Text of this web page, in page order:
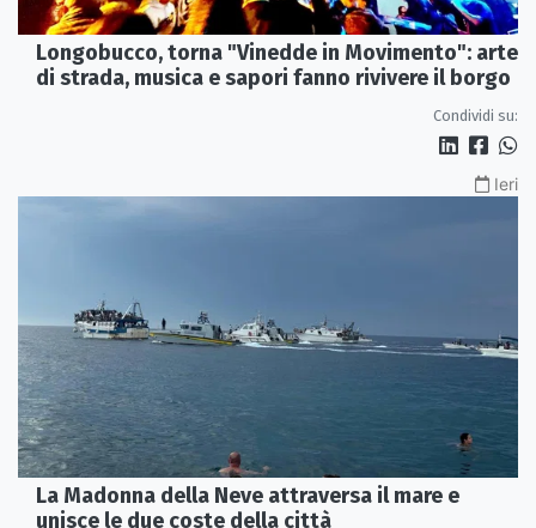
Longobucco, torna "Vinedde in Movimento": arte
di strada, musica e sapori fanno rivivere il borgo
Condividi su:
Ieri
La Madonna della Neve attraversa il mare e
unisce le due coste della città